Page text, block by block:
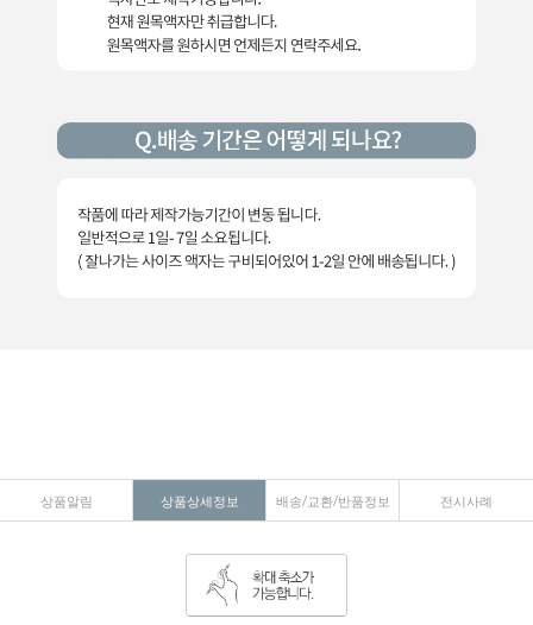
상품알림 상품상세정보 배송/교환/반품정보 전시사례